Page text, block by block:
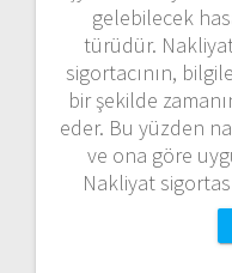
gelebilecek
türüdür.
sigortacının,
bir şekilde
eder. Bu yüzden
ve ona göre
Nakliyat